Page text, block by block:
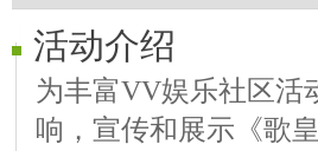
活动介绍
为丰富VV娱乐社区活
响，宣传和展示《歌